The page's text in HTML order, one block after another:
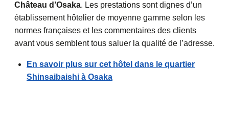
Château d’Osaka. Les prestations sont dignes d’un
établissement hôtelier de moyenne gamme selon les
normes françaises et les commentaires des clients
avant vous semblent tous saluer la qualité de l’adresse.
En savoir plus sur cet hôtel dans le quartier
Shinsaibaishi à Osaka